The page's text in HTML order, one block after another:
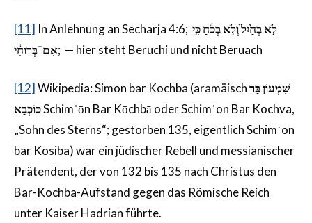
[11] In Anlehnung an Secharja 4:6; לֹ֤א בְחַ֙יִל֙ וְלֹ֣א בְכֹ֔חַ כִּ֣י
אִם־בְּרוּחִ֔י; — hier steht Beruchi und nicht Beruach
[12] Wikipedia: Simon bar Kochba (aramäischשִׁמְעוֹן בַּר
כּוֹכְבָאSchimʿōn Bar Kōchbā oder Schimʿon Bar Kochva,
„Sohn des Sterns“; gestorben 135, eigentlich Schimʿon
bar Kosiba) war ein jüdischer Rebell und messianischer
Prätendent, der von 132 bis 135 nach Christus den
Bar-Kochba-Aufstand gegen das Römische Reich
unter Kaiser Hadrian führte.